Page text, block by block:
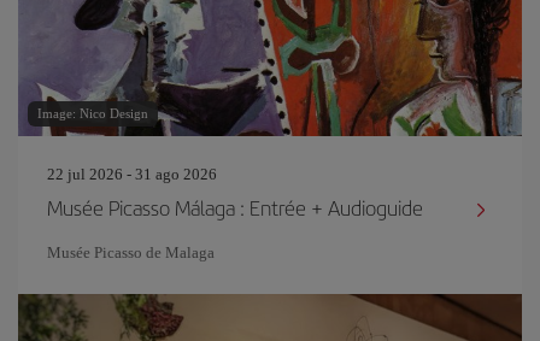
Image: Nico Design
22 jul 2026 - 31 ago 2026
Musée Picasso Málaga : Entrée + Audioguide
Musée Picasso de Malaga